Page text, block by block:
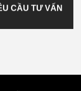
CẦU TƯ VẤN